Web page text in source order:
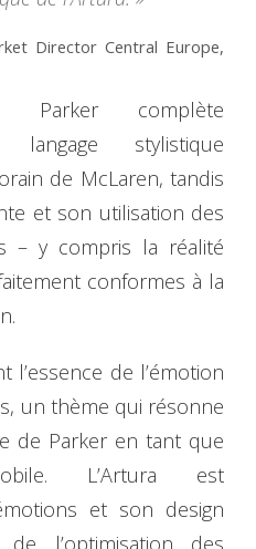
Director Central Europe,
Parker complète
langage stylistique
de McLaren, tandis
et son utilisation des
– y compris la réalité
conformes à la
l’essence de l’émotion
un thème qui résonne
de Parker en tant que
L’Artura est
et son design